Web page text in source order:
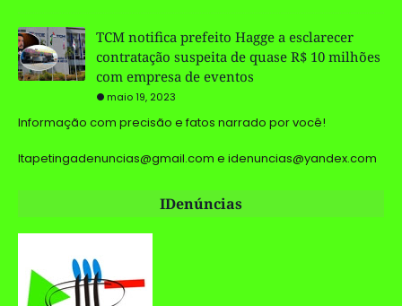
TCM notifica prefeito Hagge a esclarecer
contratação suspeita de quase R$ 10 milhões
com empresa de eventos
maio 19, 2023
Informação com precisão e fatos narrado por você!
Itapetingadenuncias@gmail.com e idenuncias@yandex.com
IDenúncias